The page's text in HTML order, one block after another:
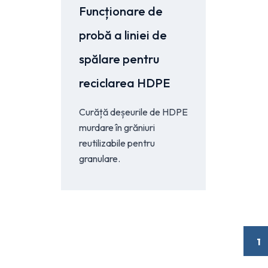
Funcționare de
probă a liniei de
spălare pentru
reciclarea HDPE
Curăță deșeurile de HDPE
murdare în grăniuri
reutilizabile pentru
granulare.
1